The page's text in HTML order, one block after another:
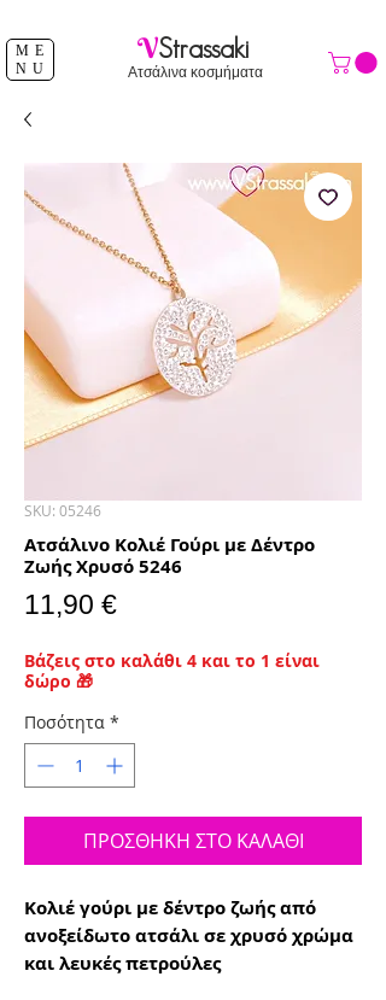
ME
NU
VStrassaki
Ατσάλινα κοσμήματα
SKU: 05246
Ατσάλινο Κολιέ Γούρι με Δέντρο
Ζωής Χρυσό 5246
11,90 €Τιμή
Βάζεις στο καλάθι 4 και το 1 είναι
δώρο 🎁
Ποσότητα *
ΠΡΟΣΘΗΚΗ ΣΤΟ ΚΑΛΑΘΙ
Κολιέ γούρι με δέντρο ζωής από
ανοξείδωτο ατσάλι σε χρυσό χρώμα
και λευκές πετρούλες